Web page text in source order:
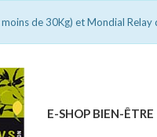
de 30Kg) et Mondial Relay
E-SHOP BIEN-ÊTRE